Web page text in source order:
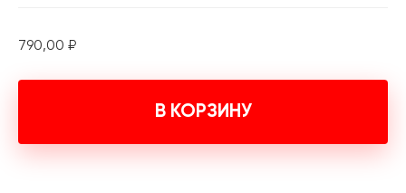
790,00 ₽
В КОРЗИНУ